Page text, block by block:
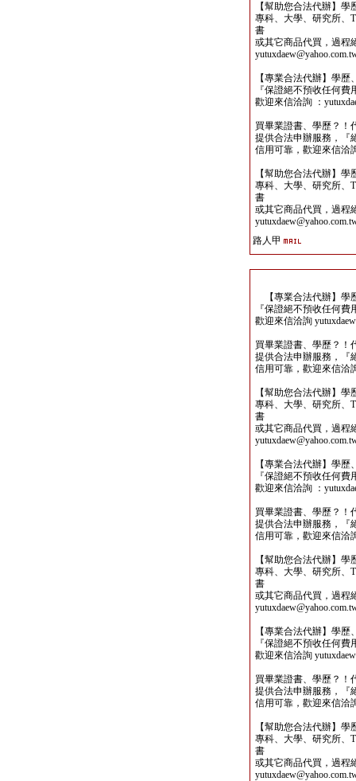
【幫助您合法代辦】
專科、大學、研究所、
書
或其它商品代買，過程
【專業合法代辦】學
『保證絕不預收任何
歡迎來信洽詢 ：
買畢業證書、學歷？！
提供合法申辦服務，『
信用可靠，歡迎來信洽
【幫助您合法代辦】
專科、大學、研究所、
書
或其它商品代買，過程
路人甲
【專業合法代辦】學
『保證絕不預收任何
歡迎來信洽詢
買畢業證書、學歷？！
提供合法申辦服務，『
信用可靠，歡迎來信洽
【幫助您合法代辦】
專科、大學、研究所、
書
或其它商品代買，過程
【專業合法代辦】學
『保證絕不預收任何
歡迎來信洽詢 ：
買畢業證書、學歷？！
提供合法申辦服務，『
信用可靠，歡迎來信洽
【幫助您合法代辦】
專科、大學、研究所、
書
或其它商品代買，過程
【專業合法代辦】學
『保證絕不預收任何
歡迎來信洽詢
買畢業證書、學歷？！
提供合法申辦服務，『
信用可靠，歡迎來信洽
【幫助您合法代辦】
專科、大學、研究所、
書
或其它商品代買，過程